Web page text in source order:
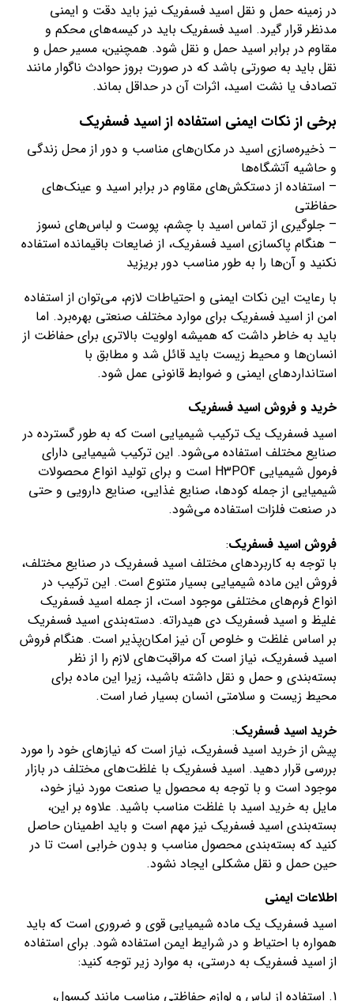
در زمینه حمل و نقل اسید فسفریک نیز باید دقت و ایمنی
مدنظر قرار گیرد. اسید فسفریک باید در کیسه‌های محکم و
مقاوم در برابر اسید حمل و نقل شود. همچنین، مسیر حمل و
نقل باید به صورتی باشد که در صورت بروز حوادث ناگوار مانند
تصادف یا نشت اسید، اثرات آن در حداقل بماند.
برخی از نکات ایمنی استفاده از اسید فسفریک
– ذخیره‌سازی اسید در مکان‌های مناسب و دور از محل زندگی
و حاشیه آتشگاه‌ها
– استفاده از دستکش‌های مقاوم در برابر اسید و عینک‌های
حفاظتی
– جلوگیری از تماس اسید با چشم، پوست و لباس‌های نسوز
– هنگام پاکسازی اسید فسفریک، از ضایعات باقیمانده استفاده
نکنید و آن‌ها را به طور مناسب دور بریزید
با رعایت این نکات ایمنی و احتیاطات لازم، می‌توان از استفاده
امن از اسید فسفریک برای موارد مختلف صنعتی بهره‌برد. اما
باید به خاطر داشت که همیشه اولویت بالاتری برای حفاظت از
انسان‌ها و محیط زیست باید قائل شد و مطابق با
استانداردهای ایمنی و ضوابط قانونی عمل شود.
خرید و فروش اسید فسفریک
اسید فسفریک یک ترکیب شیمیایی است که به طور گسترده در
صنایع مختلف استفاده می‌شود. این ترکیب شیمیایی دارای
فرمول شیمیایی H3PO4 است و برای تولید انواع محصولات
شیمیایی از جمله کودها، صنایع غذایی، صنایع دارویی و حتی
در صنعت فلزات استفاده می‌شود.
فروش اسید فسفریک:
با توجه به کاربردهای مختلف اسید فسفریک در صنایع مختلف،
فروش این ماده شیمیایی بسیار متنوع است. این ترکیب در
انواع فرم‌های مختلفی موجود است، از جمله اسید فسفریک
غلیظ و اسید فسفریک دی هیدراته. دسته‌بندی اسید فسفریک
بر اساس غلظت و خلوص آن نیز امکان‌پذیر است. هنگام فروش
اسید فسفریک، نیاز است که مراقبت‌های لازم را از نظر
بسته‌بندی و حمل و نقل داشته باشید، زیرا این ماده برای
محیط زیست و سلامتی انسان بسیار ضار است.
خرید اسید فسفریک:
پیش از خرید اسید فسفریک، نیاز است که نیازهای خود را مورد
بررسی قرار دهید. اسید فسفریک با غلظت‌های مختلف در بازار
موجود است و با توجه به محصول یا صنعت مورد نیاز خود،
مایل به خرید اسید با غلظت مناسب باشید. علاوه بر این،
بسته‌بندی اسید فسفریک نیز مهم است و باید اطمینان حاصل
کنید که بسته‌بندی محصول مناسب و بدون خرابی است تا در
حین حمل و نقل مشکلی ایجاد نشود.
اطلاعات ایمنی
اسید فسفریک یک ماده شیمیایی قوی و ضروری است که باید
همواره با احتیاط و در شرایط ایمن استفاده شود. برای استفاده
از اسید فسفریک به درستی، به موارد زیر توجه کنید:
1. استفاده از لباس و لوازم حفاظتی مناسب مانند کپسول،